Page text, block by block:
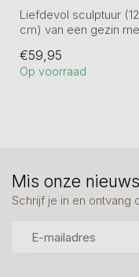
Liefdevol sculptuur (12
cm) van een gezin
Gemaakt v...
€59,95
Op voorraad
Mis onze
Schrijf je in en ontvang